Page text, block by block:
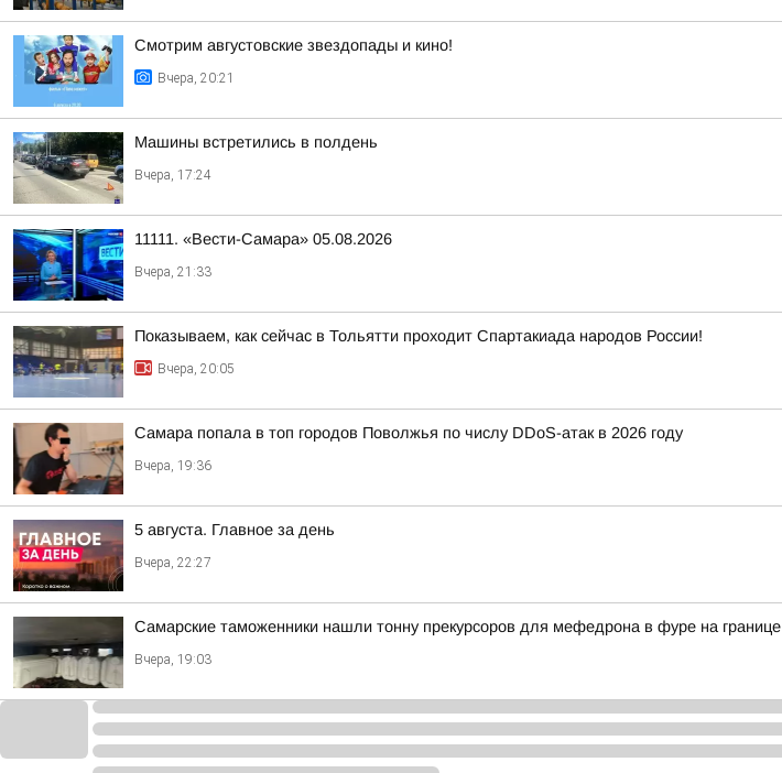
Смотрим августовские звездопады и кино!
Вчера, 20:21
Машины встретились в полдень
Вчера, 17:24
11111. «Вести-Самара» 05.08.2026
Вчера, 21:33
Показываем, как сейчас в Тольятти проходит Спартакиада народов России!
Вчера, 20:05
Самара попала в топ городов Поволжья по числу DDoS-атак в 2026 году
Вчера, 19:36
5 августа. Главное за день
Вчера, 22:27
Самарские таможенники нашли тонну прекурсоров для мефедрона в фуре на границе
Вчера, 19:03